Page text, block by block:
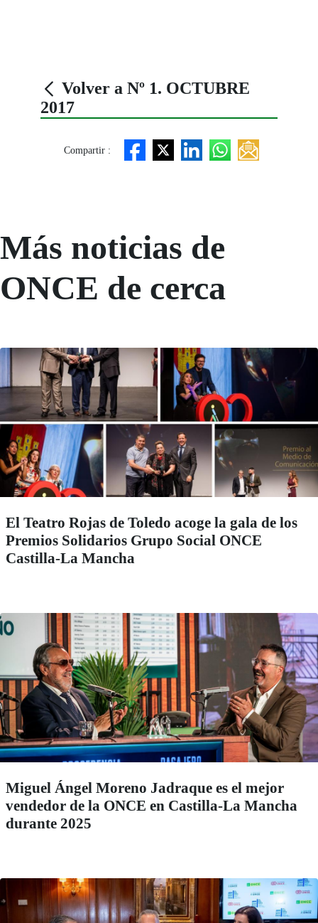
Volver a Nº 1. OCTUBRE
2017
Compartir :
Más noticias de
ONCE de cerca
El Teatro Rojas de Toledo acoge la gala de los
Premios Solidarios Grupo Social ONCE
Castilla-La Mancha
Miguel Ángel Moreno Jadraque es el mejor
vendedor de la ONCE en Castilla-La Mancha
durante 2025